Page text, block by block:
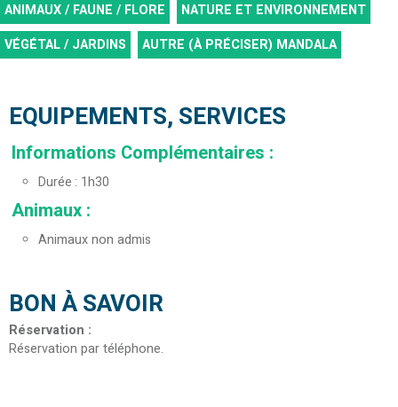
ANIMAUX / FAUNE / FLORE
NATURE ET ENVIRONNEMENT
VÉGÉTAL / JARDINS
AUTRE (À PRÉCISER) MANDALA
EQUIPEMENTS, SERVICES
Informations Complémentaires :
Durée 1h30
Animaux :
Animaux non admis
BON À SAVOIR
Réservation :
Réservation par téléphone